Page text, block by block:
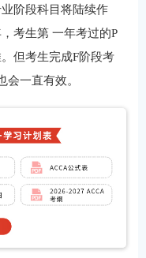
阶段科目将陆续作
考生第 一年考过的P
但考生完成F阶段考
一直有效。